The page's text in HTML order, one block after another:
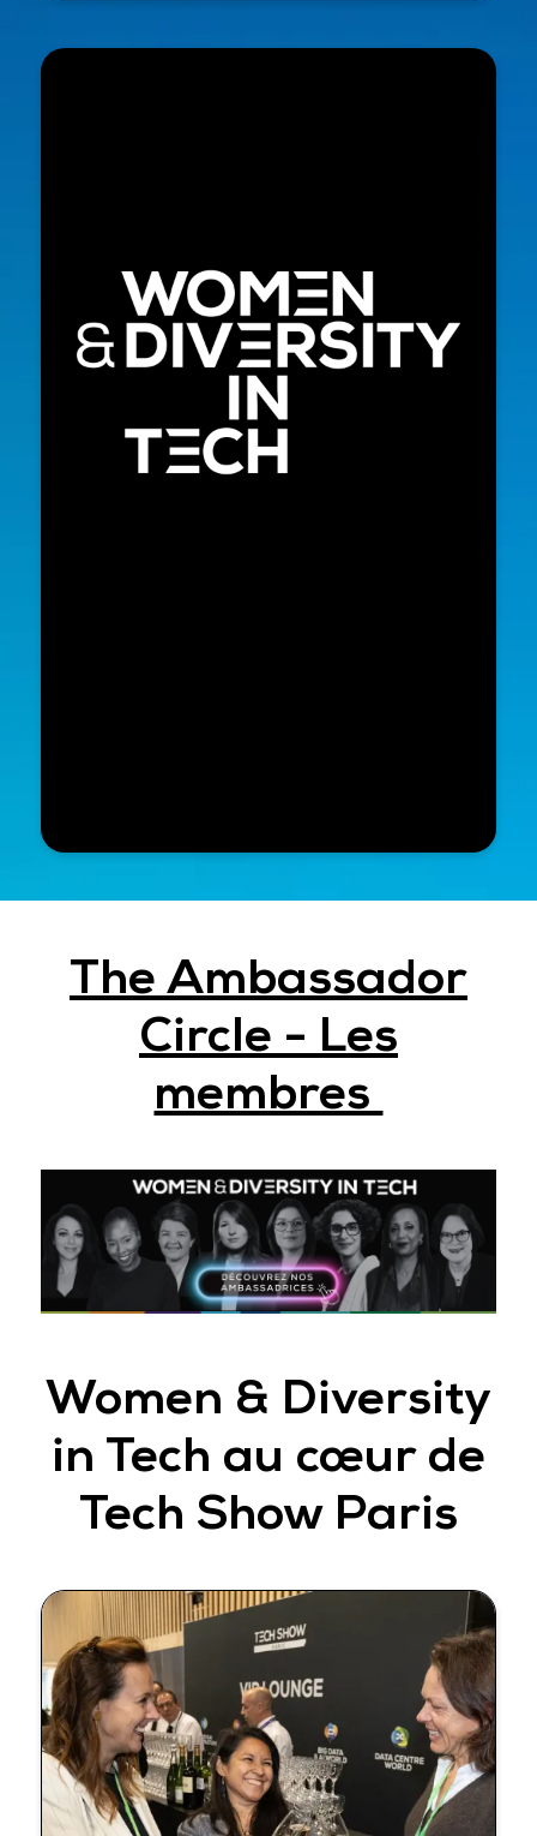
The Ambassador
Circle - Les
membres
Women & Diversity
in Tech au cœur de
Tech Show Paris